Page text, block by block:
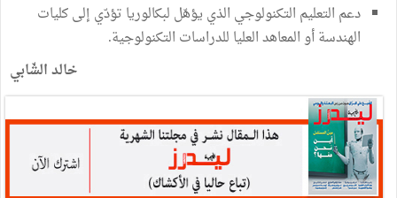
دعم التعليم التكنولوجي الذي يؤهّل لبكالوريا تؤدّي إلى كليات
الهندسة أو المعاهد العليا للدراسات التكنولوجية.
خالد الشّابي